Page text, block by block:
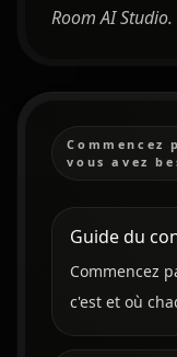
Room AI Studio.
vous avez
Guide du
Commencez
c'est et où